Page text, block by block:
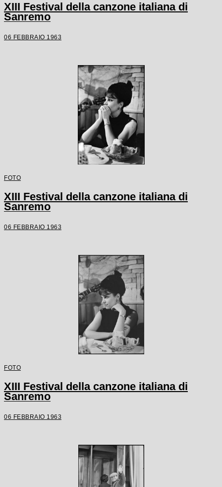
XIII Festival della canzone italiana di
Sanremo
06 FEBBRAIO 1963
FOTO
XIII Festival della canzone italiana di
Sanremo
06 FEBBRAIO 1963
FOTO
XIII Festival della canzone italiana di
Sanremo
06 FEBBRAIO 1963